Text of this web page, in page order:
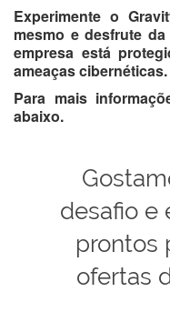
Experimente o
mesmo e desfrute
empresa está
ameaças cibernéticas.
Para mais
abaixo.
desafio e
prontos
ofertas